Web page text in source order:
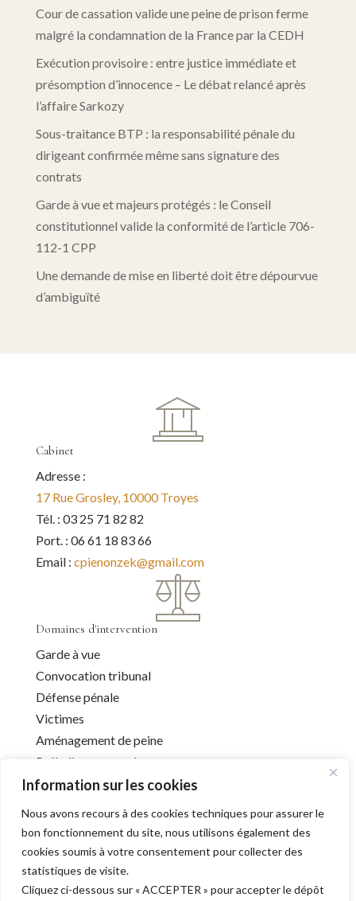
Information sur les cookies
Nous avons recours à des cookies techniques pour assurer le
bon fonctionnement du site, nous utilisons également des
cookies soumis à votre consentement pour collecter des
statistiques de visite.
Cliquez ci-dessous sur « ACCEPTER » pour accepter le dépôt
Cour de cassation valide une peine de prison ferme
malgré la condamnation de la France par la CEDH
Exécution provisoire : entre justice immédiate et
présomption d’innocence – Le débat relancé après
l’affaire Sarkozy
Sous-traitance BTP : la responsabilité pénale du
dirigeant confirmée même sans signature des
contrats
Garde à vue et majeurs protégés : le Conseil
constitutionnel valide la conformité de l’article 706-
112-1 CPP
Une demande de mise en liberté doit être dépourvue
d’ambiguïté
Cabinet
Adresse :
17 Rue Grosley, 10000 Troyes
Tél. : 03 25 71 82 82
Port. : 06 61 18 83 66
Email : cpienonzek@gmail.com
Domaines d'intervention
Garde à vue
Convocation tribunal
Défense pénale
Victimes
Aménagement de peine
Préjudice corporel
Infos utiles
Liens utiles
Mentions légales
Déontologie